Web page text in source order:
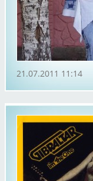
21.07.2011 11:14